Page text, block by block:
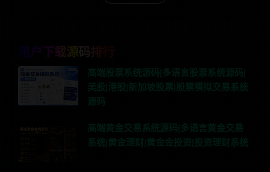
用户下载源码排行
高端股票系统源码|多语言股票系统源码|
美股|港股|新加坡股票|股票模拟交易系统
源码
高端黄金交易系统源码|多语言黄金交易
系统|黄金理财|黄金金投资|投资理财系统